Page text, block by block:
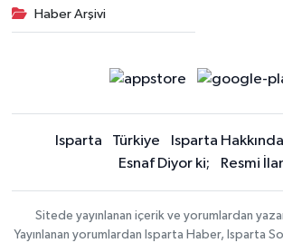
Haber Arşivi
Isparta Türkiye Isparta Hakkında
Esnaf Diyor ki;
Resmi
Sitede yayınlanan içerik ve yorumlardan
Yayınlanan yorumlardan Isparta Haber, Isparta